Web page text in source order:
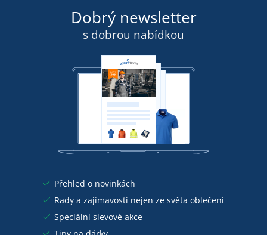
Dobrý newsletter
s dobrou nabídkou
Přehled o novinkách
Rady a zajímavosti nejen ze světa oblečení
Speciální slevové akce